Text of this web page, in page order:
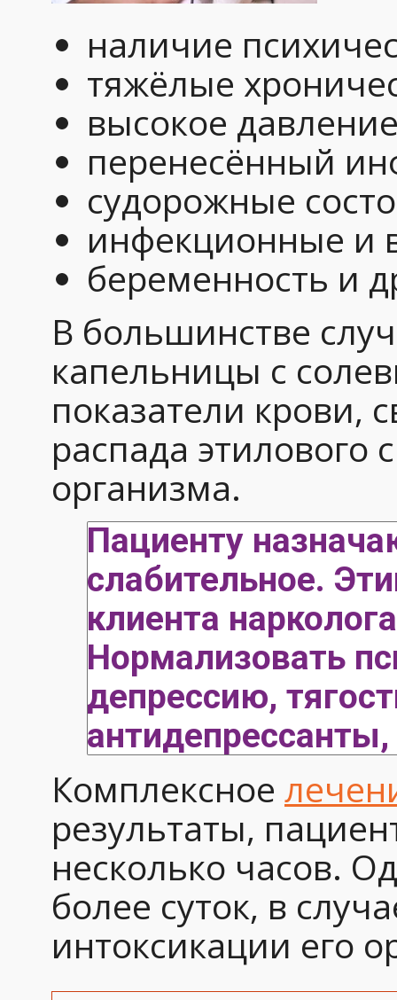
наличие
тяжёлые
высокое
перенесённый
судорожные
инфекционные и
беременность и
В большинстве
капельницы с
показатели крови,
распада этилового
организма.
Пациенту
слабительное.
клиента
Нормализовать
депрессию,
Комплексное
результаты,
несколько часов.
более суток, в
интоксикации его